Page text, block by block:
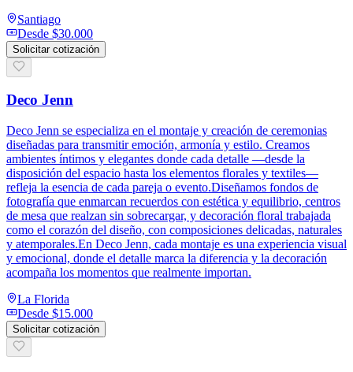
Santiago
Desde $30.000
Solicitar cotización
Deco Jenn
Deco Jenn se especializa en el montaje y creación de ceremonias
diseñadas para transmitir emoción, armonía y estilo. Creamos
ambientes íntimos y elegantes donde cada detalle —desde la
disposición del espacio hasta los elementos florales y textiles—
refleja la esencia de cada pareja o evento.Diseñamos fondos de
fotografía que enmarcan recuerdos con estética y equilibrio, centros
de mesa que realzan sin sobrecargar, y decoración floral trabajada
como el corazón del diseño, con composiciones delicadas, naturales
y atemporales.En Deco Jenn, cada montaje es una experiencia visual
y emocional, donde el detalle marca la diferencia y la decoración
acompaña los momentos que realmente importan.
La Florida
Desde $15.000
Solicitar cotización